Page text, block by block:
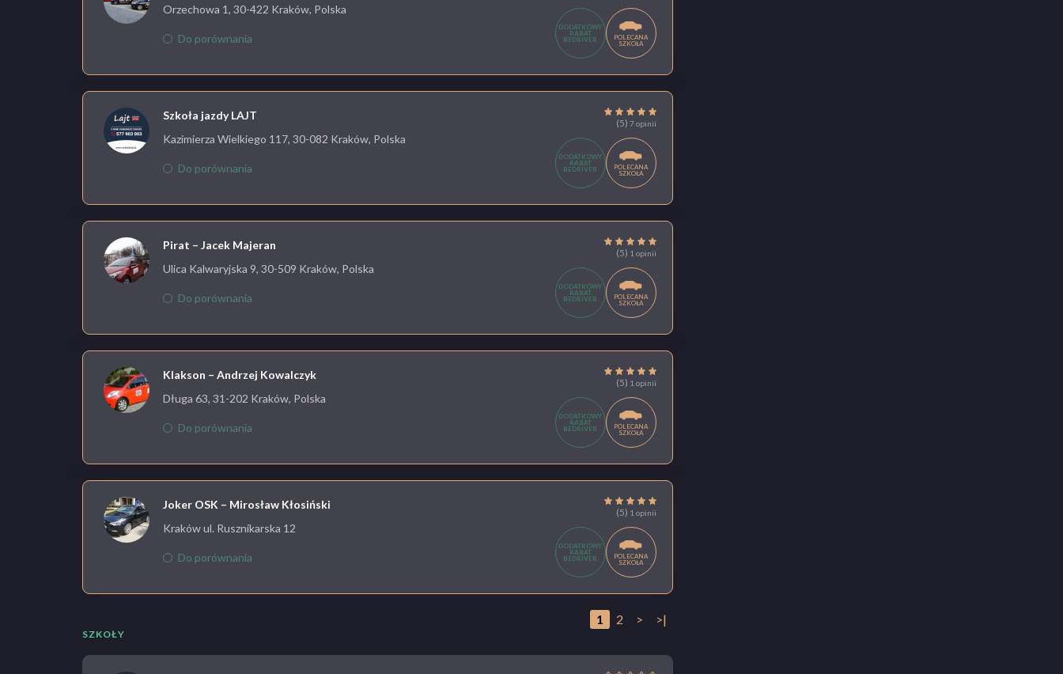
Orzechowa 1, 30-422 Kraków, Polska
Do porównania
DODATKOWY
RABAT
BEDRIVER
POLECANA
SZKOŁA
Szkoła jazdy LAJT
(5) 7 opinii
Kazimierza Wielkiego 117, 30-082 Kraków, Polska
Do porównania
DODATKOWY
RABAT
BEDRIVER
POLECANA
SZKOŁA
Pirat – Jacek Majeran
(5) 1 opinii
Ulica Kalwaryjska 9, 30-509 Kraków, Polska
Do porównania
DODATKOWY
RABAT
BEDRIVER
POLECANA
SZKOŁA
Klakson – Andrzej Kowalczyk
(5) 1 opinii
Długa 63, 31-202 Kraków, Polska
Do porównania
DODATKOWY
RABAT
BEDRIVER
POLECANA
SZKOŁA
Joker OSK – Mirosław Kłosiński
(5) 1 opinii
Kraków ul. Rusznikarska 12
Do porównania
DODATKOWY
RABAT
BEDRIVER
POLECANA
SZKOŁA
1 2 > >|
SZKOŁY